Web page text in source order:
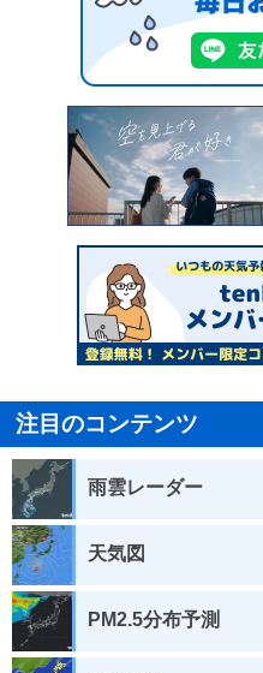
注目のコンテンツ
雨雲レーダー
天気図
PM2.5分布予測